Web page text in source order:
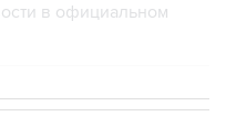
в официальном